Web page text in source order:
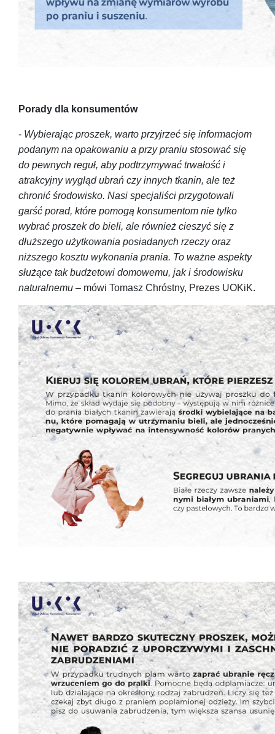
Porady dla konsumentów
- Wybierając proszek, warto przyjrzeć się informacjom
podanym na opakowaniu a przy praniu stosować się
do pewnych reguł, aby podtrzymywać trwałość i
atrakcyjny wygląd ubrań czy innych tkanin, ale też
chronić środowisko. Nasi specjaliści przygotowali
garść porad, które pomogą konsumentom nie tylko
wybrać proszek do bieli, ale również cieszyć się z
dłuższego użytkowania posiadanych rzeczy oraz
niższego kosztu wykonania prania. To ważne aspekty
służące tak budżetowi domowemu, jak i środowisku
naturalnemu – mówi Tomasz Chróstny, Prezes UOKiK.